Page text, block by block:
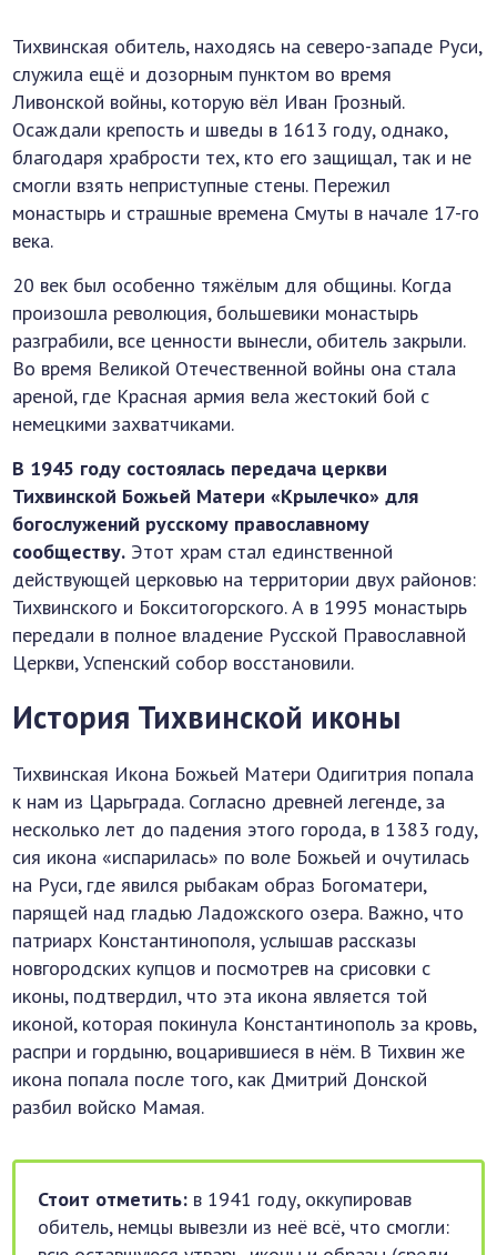
Тихвинская обитель, находясь на северо-западе Руси,
служила ещё и дозорным пунктом во время
Ливонской войны, которую вёл Иван Грозный.
Осаждали крепость и шведы в 1613 году, однако,
благодаря храбрости тех, кто его защищал, так и не
смогли взять неприступные стены. Пережил
монастырь и страшные времена Смуты в начале 17-го
века.
20 век был особенно тяжёлым для общины. Когда
произошла революция, большевики монастырь
разграбили, все ценности вынесли, обитель закрыли.
Во время Великой Отечественной войны она стала
ареной, где Красная армия вела жестокий бой с
немецкими захватчиками.
В 1945 году состоялась передача церкви
Тихвинской Божьей Матери «Крылечко» для
богослужений русскому православному
сообществу. Этот храм стал единственной
действующей церковью на территории двух районов:
Тихвинского и Бокситогорского. А в 1995 монастырь
передали в полное владение Русской Православной
Церкви, Успенский собор восстановили.
История Тихвинской иконы
Тихвинская Икона Божьей Матери Одигитрия попала
к нам из Царьграда. Согласно древней легенде, за
несколько лет до падения этого города, в 1383 году,
сия икона «испарилась» по воле Божьей и очутилась
на Руси, где явился рыбакам образ Богоматери,
парящей над гладью Ладожского озера. Важно, что
патриарх Константинополя, услышав рассказы
новгородских купцов и посмотрев на срисовки с
иконы, подтвердил, что эта икона является той
иконой, которая покинула Константинополь за кровь,
распри и гордыню, воцарившиеся в нём. В Тихвин же
икона попала после того, как Дмитрий Донской
разбил войско Мамая.
Стоит отметить: в 1941 году, оккупировав
обитель, немцы вывезли из неё всё, что смогли: